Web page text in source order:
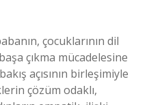
çocuklarının dil
çıkma mücadelesine
açısının birleşimiyle
çözüm odaklı,